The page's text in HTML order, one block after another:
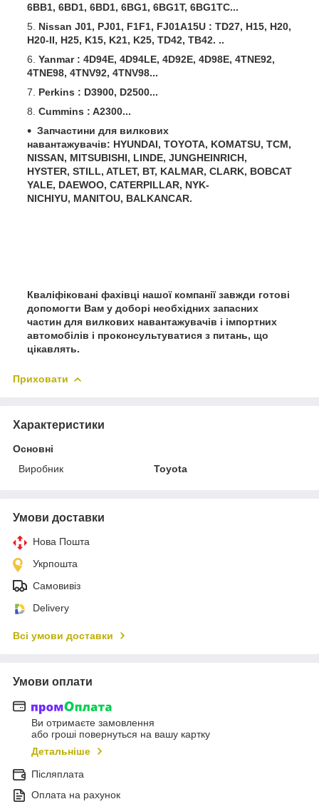
6BB1, 6BD1, 6BD1, 6BG1, 6BG1T, 6BG1TC...
Nissan J01, PJ01, F1F1, FJ01A15U : TD27, H15, H20,
H20-II, H25, K15, K21, K25, TD42, TB42. ..
Yanmar : 4D94E, 4D94LE, 4D92E, 4D98E, 4TNE92,
4TNE98, 4TNV92, 4TNV98...
Perkins : D3900, D2500...
Cummins : A2300...
Запчастини для вилкових
навантажувачів: HYUNDAI, TOYOTA, KOMATSU, TCM,
NISSAN, MITSUBISHI, LINDE, JUNGHEINRICH,
HYSTER, STILL, ATLET, BT, KALMAR, CLARK, BOBCAT
YALE, DAEWOO, CATERPILLAR, NYK-
NICHIYU, MANITOU, BALKANCAR.
Кваліфіковані фахівці нашої компанії завжди готові
допомогти Вам у доборі необхідних запасних
частин для вилкових навантажувачів і імпортних
автомобілів і проконсультуватися з питань, що
цікавлять.
Приховати
Характеристики
Основні
Виробник
Toyota
Умови доставки
Нова Пошта
Укрпошта
Самовивіз
Delivery
Всі умови доставки
Умови оплати
Ви отримаєте замовлення
або гроші повернуться на вашу картку
Детальніше
Післяплата
Оплата на рахунок